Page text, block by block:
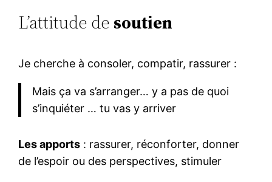
L’attitude de soutien
Je cherche à consoler, compatir, rassurer :
Mais ça va s’arranger… y a pas de quoi
s’inquiéter … tu vas y arriver
Les apports : rassurer, réconforter, donner
de l’espoir ou des perspectives, stimuler